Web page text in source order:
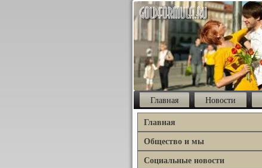
Главная Новости
Главная
Общество и мы
Социальные новости